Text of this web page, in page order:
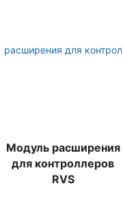
Модуль расширения
для контроллеров
RVS